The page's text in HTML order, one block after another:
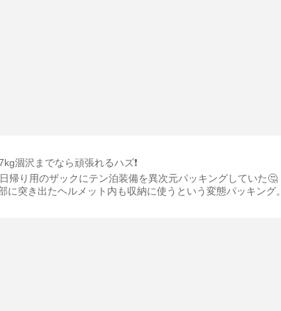
涸沢までなら頑張れるハズ❗️
帰り用のザックにテン泊装備を異次元パッキングしていた🤔
に突き出たヘルメット内も収納に使うという変態パッキング。